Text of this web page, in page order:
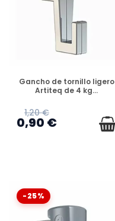
DISPONIBLE
Gancho de tornillo ligero
Artiteq de 4 kg...
1,20 €
0,90 €
-25%